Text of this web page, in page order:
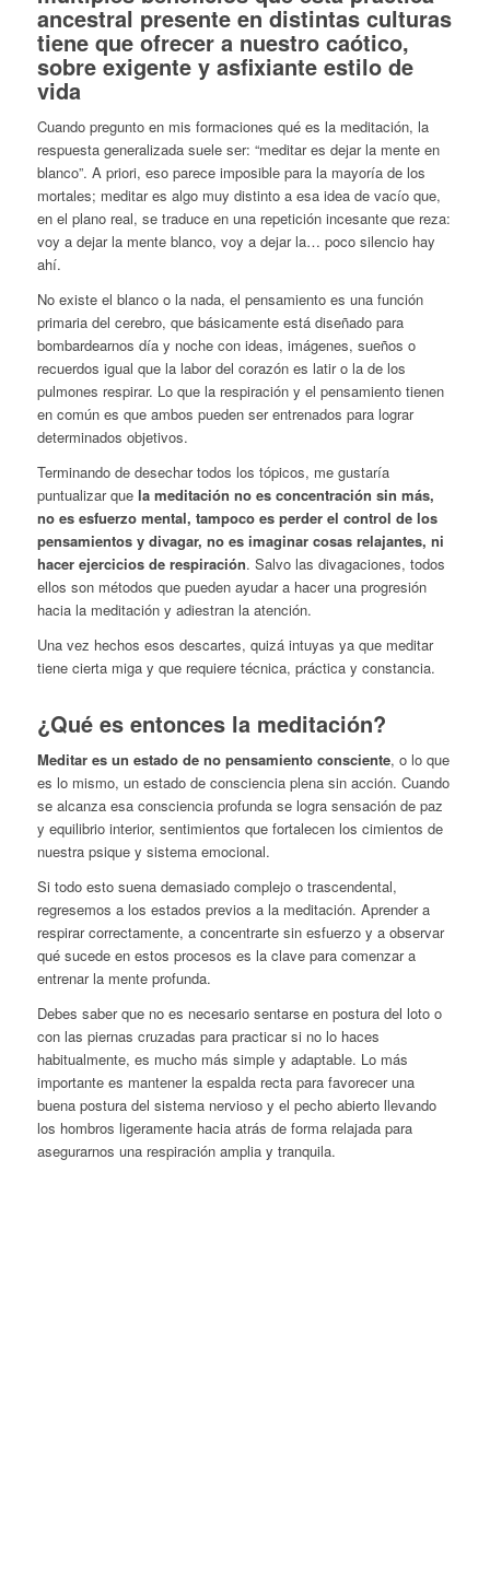
ancestral presente en distintas culturas
tiene que ofrecer a nuestro caótico,
sobre exigente y asfixiante estilo de
vida
Cuando pregunto en mis formaciones qué es la meditación, la
respuesta generalizada suele ser: “meditar es dejar la mente en
blanco”. A priori, eso parece imposible para la mayoría de los
mortales; meditar es algo muy distinto a esa idea de vacío que,
en el plano real, se traduce en una repetición incesante que reza:
voy a dejar la mente blanco, voy a dejar la… poco silencio hay
ahí.
No existe el blanco o la nada, el pensamiento es una función
primaria del cerebro, que básicamente está diseñado para
bombardearnos día y noche con ideas, imágenes, sueños o
recuerdos igual que la labor del corazón es latir o la de los
pulmones respirar. Lo que la respiración y el pensamiento tienen
en común es que ambos pueden ser entrenados para lograr
determinados objetivos.
Terminando de desechar todos los tópicos, me gustaría
puntualizar que la meditación no es concentración sin más,
no es esfuerzo mental, tampoco es perder el control de los
pensamientos y divagar, no es imaginar cosas relajantes, ni
hacer ejercicios de respiración. Salvo las divagaciones, todos
ellos son métodos que pueden ayudar a hacer una progresión
hacia la meditación y adiestran la atención.
Una vez hechos esos descartes, quizá intuyas ya que meditar
tiene cierta miga y que requiere técnica, práctica y constancia.
¿Qué es entonces la meditación?
Meditar es un estado de no pensamiento consciente, o lo que
es lo mismo, un estado de consciencia plena sin acción. Cuando
se alcanza esa consciencia profunda se logra sensación de paz
y equilibrio interior, sentimientos que fortalecen los cimientos de
nuestra psique y sistema emocional.
Si todo esto suena demasiado complejo o trascendental,
regresemos a los estados previos a la meditación. Aprender a
respirar correctamente, a concentrarte sin esfuerzo y a observar
qué sucede en estos procesos es la clave para comenzar a
entrenar la mente profunda.
Debes saber que no es necesario sentarse en postura del loto o
con las piernas cruzadas para practicar si no lo haces
habitualmente, es mucho más simple y adaptable. Lo más
importante es mantener la espalda recta para favorecer una
buena postura del sistema nervioso y el pecho abierto llevando
los hombros ligeramente hacia atrás de forma relajada para
asegurarnos una respiración amplia y tranquila.